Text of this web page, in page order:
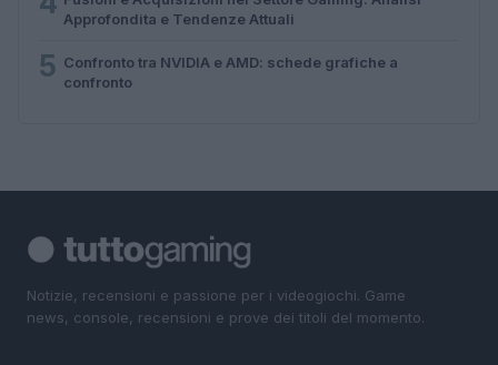
Approfondita e Tendenze Attuali
5 Confronto tra NVIDIA e AMD: schede grafiche a
confronto
Notizie, recensioni e passione per i videogiochi. Game
news, console, recensioni e prove dei titoli del momento.